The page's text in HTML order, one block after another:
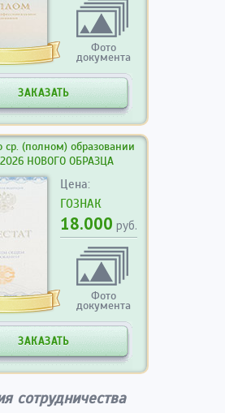
Фото
документа
ЗАКАЗАТЬ
ср. (полном) образовании
НОВОГО ОБРАЗЦА
Цена:
ГОЗНАК
18.000 руб.
Фото
документа
ЗАКАЗАТЬ
сотрудничества